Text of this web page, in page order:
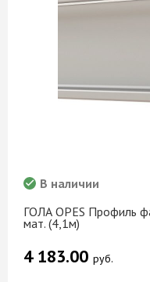
ГОЛА OPES Профиль
мат. (4,1м)
В наличии
4 183.00 руб.